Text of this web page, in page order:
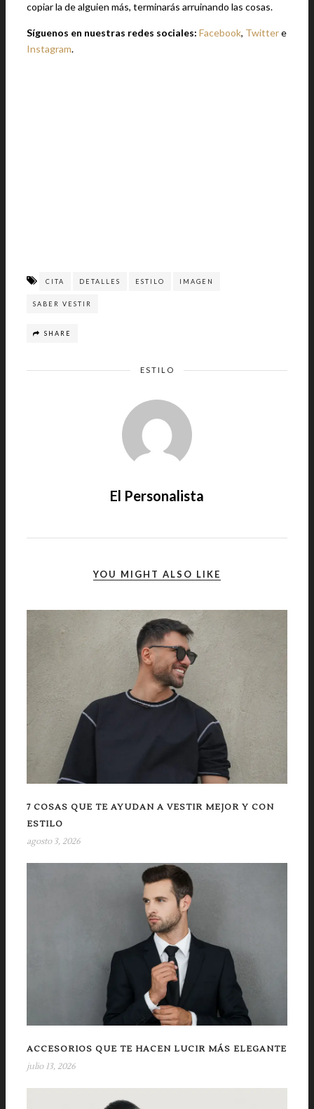
copiar la de alguien más, terminarás arruinando las cosas.
Síguenos en nuestras redes sociales: Facebook, Twittere
Instagram.
CITA DETALLES ESTILO IMAGEN
SABER VESTIR
SHARE
ESTILO
El Personalista
YOU MIGHT ALSO LIKE
7 COSAS QUE TE AYUDAN A VESTIR MEJOR Y CON
ESTILO
agosto 3, 2026
ACCESORIOS QUE TE HACEN LUCIR MÁS ELEGANTE
julio 13, 2026